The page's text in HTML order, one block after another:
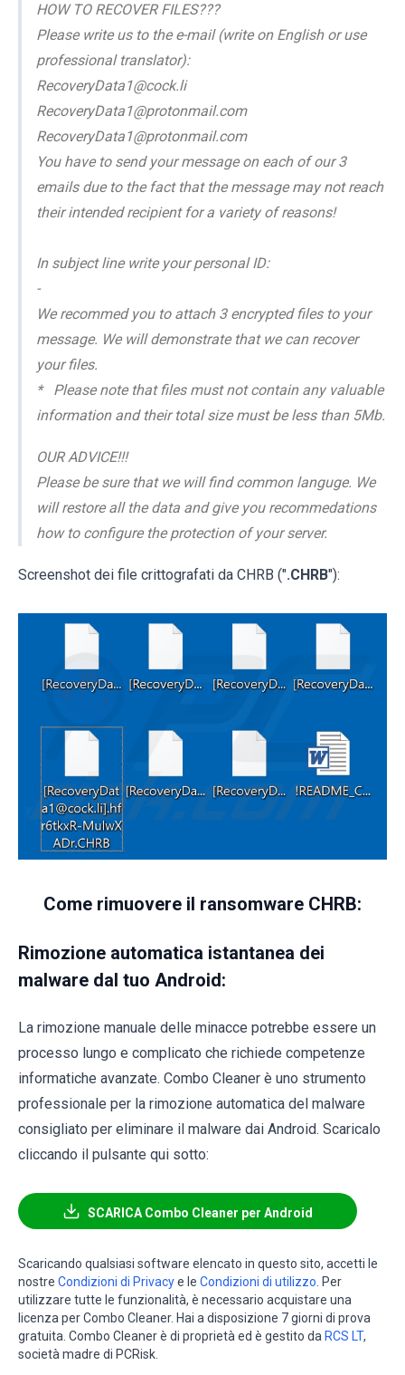
HOW TO RECOVER FILES???
Please write us to the e-mail (write on English or use
professional translator):
RecoveryData1@cock.li
RecoveryData1@protonmail.com
RecoveryData1@protonmail.com
You have to send your message on each of our 3
emails due to the fact that the message may not reach
their intended recipient for a variety of reasons!
In subject line write your personal ID:
-
We recommed you to attach 3 encrypted files to your
message. We will demonstrate that we can recover
your files.
* Please note that files must not contain any valuable
information and their total size must be less than 5Mb.
OUR ADVICE!!!
Please be sure that we will find common languge. We
will restore all the data and give you recommedations
how to configure the protection of your server.
Screenshot dei file crittografati da CHRB (".CHRB"):
Come rimuovere il ransomware CHRB:
Rimozione automatica istantanea dei
malware dal tuo Android:
La rimozione manuale delle minacce potrebbe essere un
processo lungo e complicato che richiede competenze
informatiche avanzate. Combo Cleaner è uno strumento
professionale per la rimozione automatica del malware
consigliato per eliminare il malware dai Android. Scaricalo
cliccando il pulsante qui sotto:
SCARICA Combo Cleaner per Android
Scaricando qualsiasi software elencato in questo sito, accetti le
nostre Condizioni di Privacye le Condizioni di utilizzo. Per
utilizzare tutte le funzionalità, è necessario acquistare una
licenza per Combo Cleaner. Hai a disposizione 7 giorni di prova
gratuita. Combo Cleaner è di proprietà ed è gestito da RCS LT,
società madre di PCRisk.